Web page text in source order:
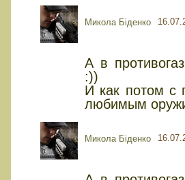
Микола Біденко
А в
:))
И как потом с
любимым
Микола Біденко